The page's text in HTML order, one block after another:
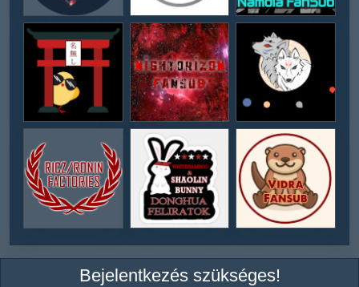
Bejelentkezés szükséges!